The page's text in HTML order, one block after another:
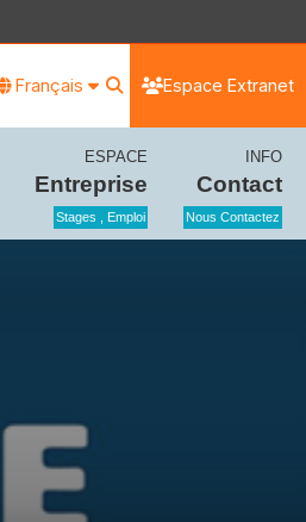
Français Espace Extranet
ESPACE
Entreprise
Stages , Emploi
INFO
Contact
Nous Contactez